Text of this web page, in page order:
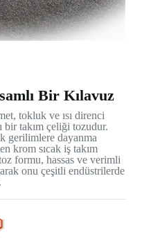
Bir Kılavuz
tokluk ve ısı direnci
bir takım çeliği tozudur.
gerilimlere dayanma
krom sıcak iş takım
formu, hassas ve verimli
onu çeşitli endüstrilerde